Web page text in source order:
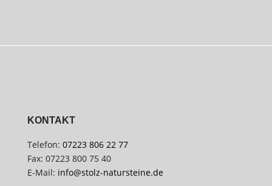
KONTAKT
Telefon: 07223 806 22 77
Fax: 07223 800 75 40
E-Mail: info@stolz-natursteine.de